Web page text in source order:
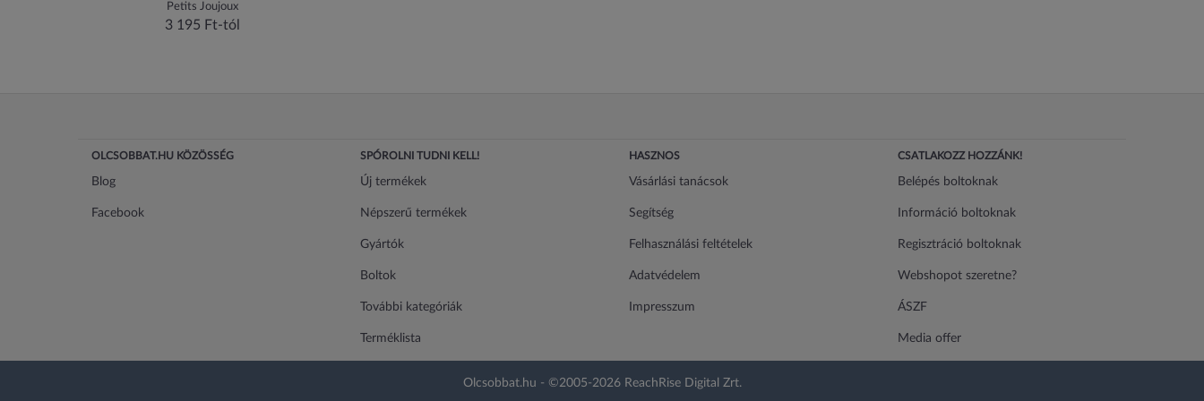
Petits Joujoux
3 195 Ft-tól
OLCSOBBAT.HU KÖZÖSSÉG
Blog
Facebook
SPÓROLNI TUDNI KELL!
Új termékek
Népszerű termékek
Gyártók
Boltok
További kategóriák
Terméklista
HASZNOS
Vásárlási tanácsok
Segítség
Felhasználási feltételek
Adatvédelem
Impresszum
CSATLAKOZZ HOZZÁNK!
Belépés boltoknak
Információ boltoknak
Regisztráció boltoknak
Webshopot szeretne?
ÁSZF
Media offer
Olcsobbat.hu - ©2005-2026 ReachRise Digital Zrt.